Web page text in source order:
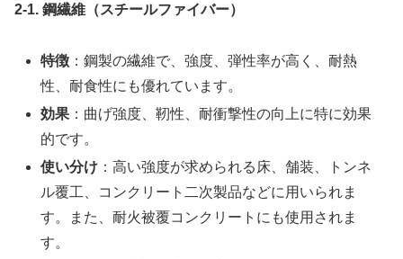
2-1. 鋼繊維（スチールファイバー）
特徴 ：鋼製の繊維で、強度、弾性率が高く、耐熱
性、耐食性にも優れています。
効果 ：曲げ強度、靭性、耐衝撃性の向上に特に効果
的です。
使い分け ：高い強度が求められる床、舗装、トンネ
ル覆工、コンクリート二次製品などに用いられま
す。また、耐火被覆コンクリートにも使用されま
す。